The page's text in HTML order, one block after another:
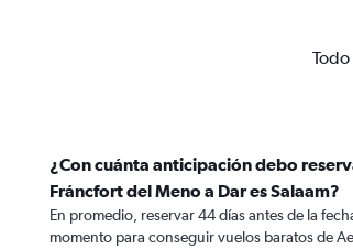
¿Con cuánta anticipación debo
Fráncfort del Meno a Dar es Salaam?
En promedio, reservar 44 días antes de la
momento para conseguir vuelos baratos de